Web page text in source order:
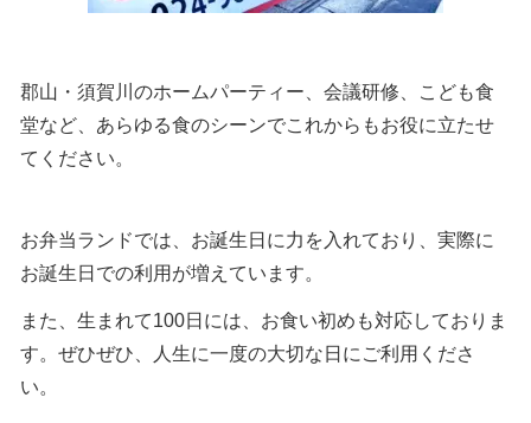
郡山・須賀川のホームパーティー、会議研修、こども食
堂など、あらゆる食のシーンでこれからもお役に立たせ
てください。
お弁当ランドでは、お誕生日に力を入れており、実際に
お誕生日での利用が増えています。
また、生まれて100日には、お食い初めも対応しておりま
す。ぜひぜひ、人生に一度の大切な日にご利用くださ
い。